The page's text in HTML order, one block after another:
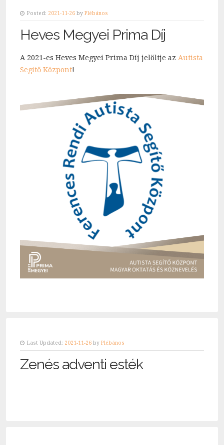
Posted: 2021-11-26 by Plébános
Heves Megyei Prima Díj
A 2021-es Heves Megyei Prima Díj jelöltje az Autista
Segítő Központ!
Last Updated: 2021-11-26 by Plébános
Zenés adventi esték